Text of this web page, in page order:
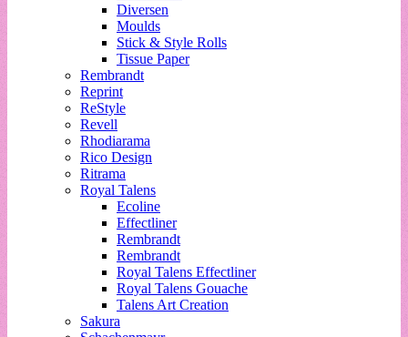
Diversen
Moulds
Stick & Style Rolls
Tissue Paper
Rembrandt
Reprint
ReStyle
Revell
Rhodiarama
Rico Design
Ritrama
Royal Talens
Ecoline
Effectliner
Rembrandt
Rembrandt
Royal Talens Effectliner
Royal Talens Gouache
Talens Art Creation
Sakura